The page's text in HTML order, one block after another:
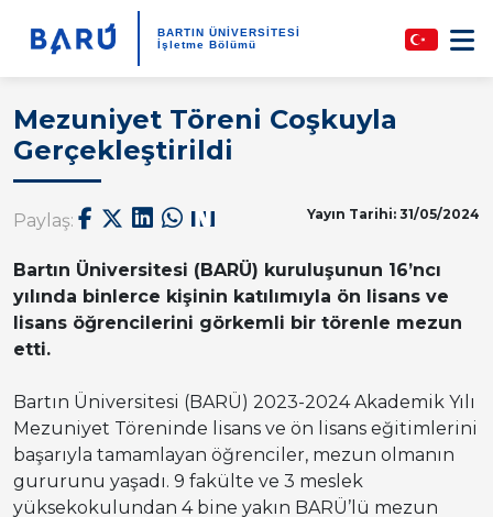
BARTIN ÜNİVERSİTESİ
İşletme Bölümü
Mezuniyet Töreni Coşkuyla
Gerçekleştirildi
Paylaş: Yayın Tarihi: 31/05/2024
Bartın Üniversitesi (BARÜ) kuruluşunun 16’ncı
yılında binlerce kişinin katılımıyla ön lisans ve
lisans öğrencilerini görkemli bir törenle mezun
etti.
Bartın Üniversitesi (BARÜ) 2023-2024 Akademik Yılı
Mezuniyet Töreninde lisans ve ön lisans eğitimlerini
başarıyla tamamlayan öğrenciler, mezun olmanın
gururunu yaşadı. 9 fakülte ve 3 meslek
yüksekokulundan 4 bine yakın BARÜ’lü mezun